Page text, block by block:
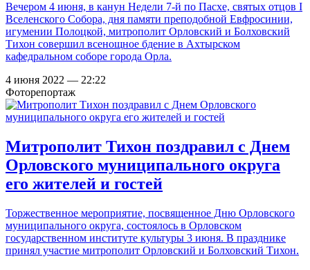
Вечером 4 июня, в канун Недели 7-й по Пасхе, святых отцов I
Вселенского Собора, дня памяти преподобной Евфросинии,
игумении Полоцкой, митрополит Орловский и Болховский
Тихон совершил всенощное бдение в Ахтырском
кафедральном соборе города Орла.
4 июня 2022 — 22:22
Фоторепортаж
Митрополит Тихон поздравил с Днем
Орловского муниципального округа
его жителей и гостей
Торжественное мероприятие, посвященное Дню Орловского
муниципального округа, состоялось в Орловском
государственном институте культуры 3 июня. В празднике
принял участие митрополит Орловский и Болховский Тихон.